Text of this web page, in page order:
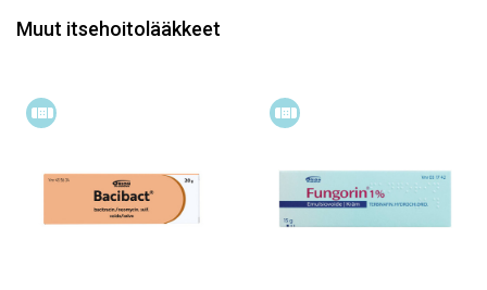
Muut itsehoitolääkkeet